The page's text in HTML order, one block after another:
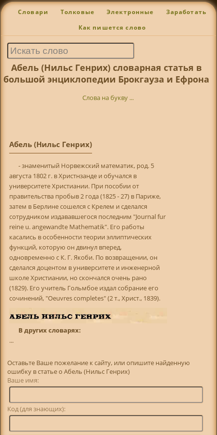
Словари Толковые Электронные Заработать
Как пишется слово
Абель (Нильс Генрих) словарная статья в
большой энциклопедии Брокгауза и Ефрона
Слова на букву ...
Абель (Нильс Генрих)
- знаменитый Норвежский математик, род. 5
августа 1802 г. в Христнзанде и обучался в
университете Христиании. При пособии от
правительства пробыв 2 года (1825 - 27) в Париже,
затем в Берлине сошелся с Крелем и сделался
сотрудником издававшегося последним "Journal fur
reine u. angewandte Mathematik". Его работы
касались в особенности теории эллиптических
функций, которую он двинул вперед,
одновременно с К. Г. Якоби. По возвращении, он
сделался доцентом в университете и инженерной
школе Христиании, но скончался очень рано
(1829). Его учитель Гольмбое издал собрание его
сочинений, "Oeuvres completes" (2 т., Христ., 1839).
В других словарях:
...
Оставьте Ваше пожелание к сайту, или опишите найденную
ошибку в статье о Абель (Нильс Генрих)
Ваше имя:
Код (для знающих):